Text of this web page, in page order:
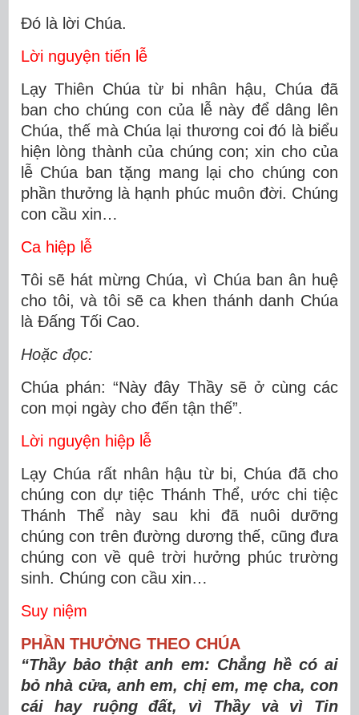
Ðó là lời Chúa.
Lời nguyện tiến lễ
Lạy Thiên Chúa từ bi nhân hậu, Chúa đã
ban cho chúng con của lễ này để dâng lên
Chúa, thế mà Chúa lại thương coi đó là biểu
hiện lòng thành của chúng con; xin cho của
lễ Chúa ban tặng mang lại cho chúng con
phần thưởng là hạnh phúc muôn đời. Chúng
con cầu xin…
Ca hiệp lễ
Tôi sẽ hát mừng Chúa, vì Chúa ban ân huệ
cho tôi, và tôi sẽ ca khen thánh danh Chúa
là Đấng Tối Cao.
Hoặc đọc:
Chúa phán: “Này đây Thầy sẽ ở cùng các
con mọi ngày cho đến tận thế”.
Lời nguyện hiệp lễ
Lạy Chúa rất nhân hậu từ bi, Chúa đã cho
chúng con dự tiệc Thánh Thể, ước chi tiệc
Thánh Thể này sau khi đã nuôi dưỡng
chúng con trên đường dương thế, cũng đưa
chúng con về quê trời hưởng phúc trường
sinh. Chúng con cầu xin…
Suy niệm
PHẦN THƯỞNG THEO CHÚA
“Thầy bảo thật anh em: Chẳng hề có ai
bỏ nhà cửa, anh em, chị em, mẹ cha, con
cái hay ruộng đất, vì Thầy và vì Tin